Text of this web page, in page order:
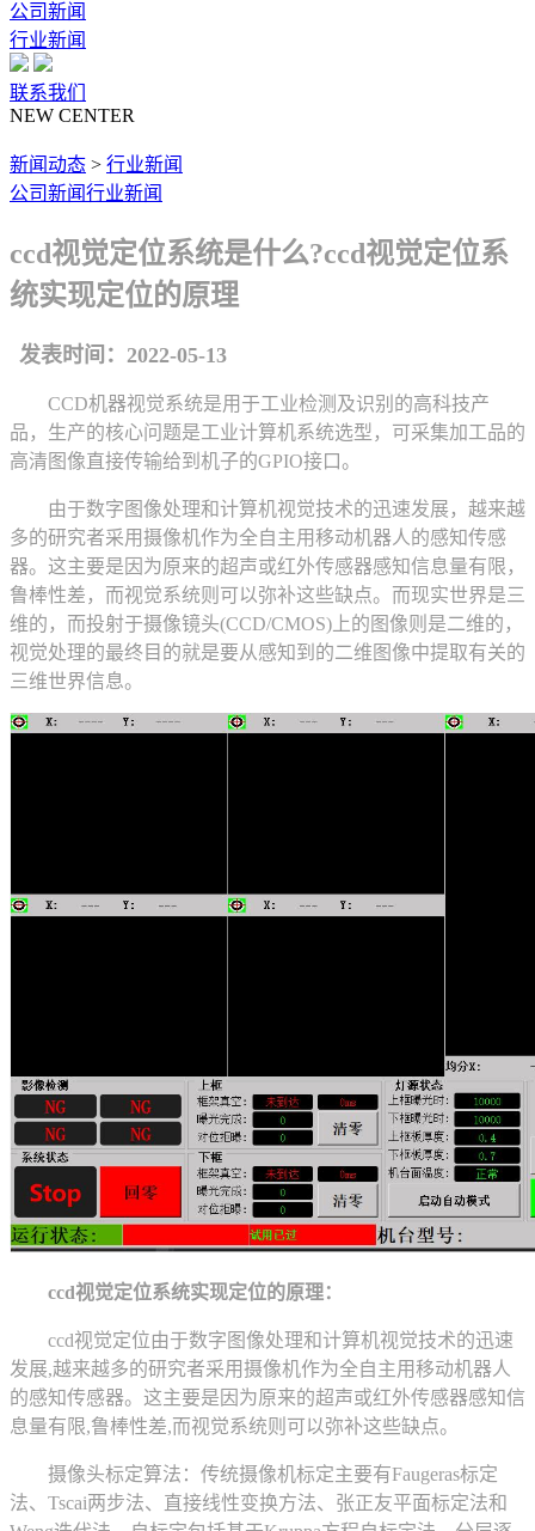
公司新闻
行业新闻
联系我们
NEW CENTER
新闻动态 > 行业新闻
公司新闻行业新闻
ccd视觉定位系统是什么?ccd视觉定位系
统实现定位的原理
发表时间：2022-05-13
CCD机器视觉系统是用于工业检测及识别的高科技产
品，生产的核心问题是工业计算机系统选型，可采集加工品的
高清图像直接传输给到机子的GPIO接口。
由于数字图像处理和计算机视觉技术的迅速发展，越来越
多的研究者采用摄像机作为全自主用移动机器人的感知传感
器。这主要是因为原来的超声或红外传感器感知信息量有限，
鲁棒性差，而视觉系统则可以弥补这些缺点。而现实世界是三
维的，而投射于摄像镜头(CCD/CMOS)上的图像则是二维的，
视觉处理的最终目的就是要从感知到的二维图像中提取有关的
三维世界信息。
ccd视觉定位系统实现定位的原理：
ccd视觉定位由于数字图像处理和计算机视觉技术的迅速
发展,越来越多的研究者采用摄像机作为全自主用移动机器人
的感知传感器。这主要是因为原来的超声或红外传感器感知信
息量有限,鲁棒性差,而视觉系统则可以弥补这些缺点。
摄像头标定算法：传统摄像机标定主要有Faugeras标定
法、Tscai两步法、直接线性变换方法、张正友平面标定法和